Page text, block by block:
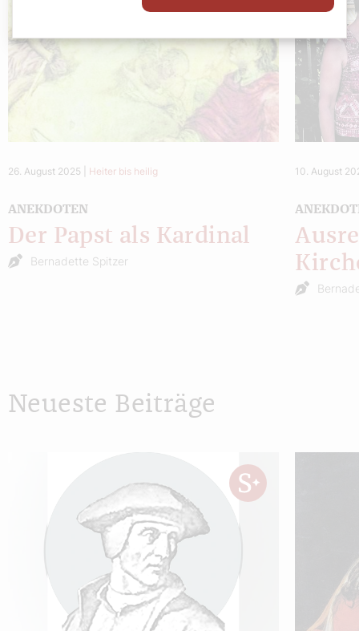
26. August 2025 Heiter bis heilig
ANEKDOTEN
Der Papst als Kardinal
Bernadette Spitzer
10. August
Neueste Beiträge